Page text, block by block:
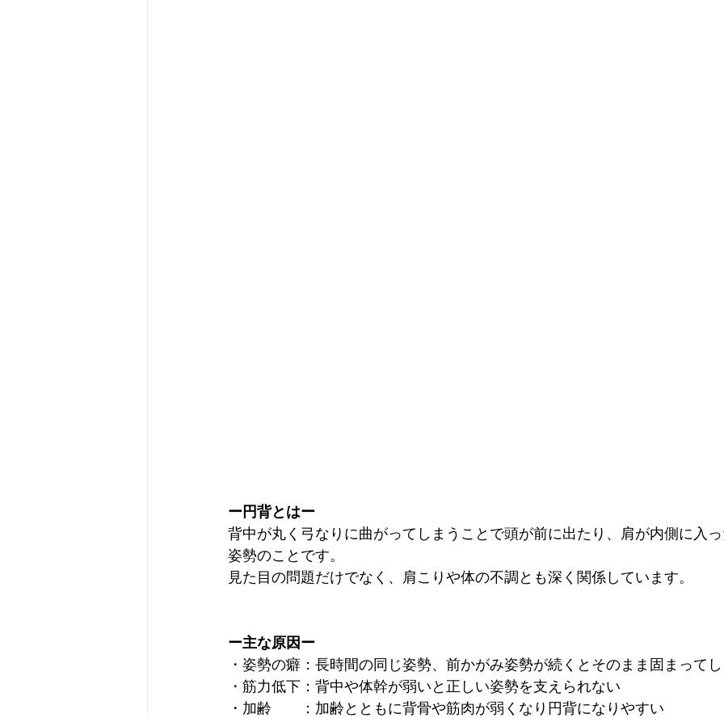
ー円背とはー
背中が丸く弓なりに曲がってしまうことで頭が前に出たり、肩が内側に入
姿勢のことです。
見た目の問題だけでなく、肩こりや体の不調とも深く関係しています。
ー主な原因ー
・姿勢の癖：長時間の同じ姿勢、前かがみ姿勢が続くとそのまま固まって
・筋力低下：背中や体幹が弱いと正しい姿勢を支えられない
・加齢　　：加齢とともに背骨や筋肉が弱くなり円背になりやすい